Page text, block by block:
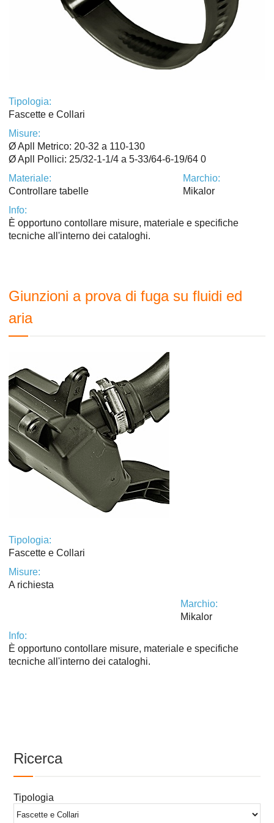
Tipologia:
Fascette e Collari
Misure:
Ø Apll Metrico: 20-32 a 110-130
Ø Apll Pollici: 25/32-1-1/4 a 5-33/64-6-19/64 0
Materiale:
Controllare tabelle
Marchio:
Mikalor
Info:
È opportuno contollare misure, materiale e specifiche
tecniche all'interno dei cataloghi.
Giunzioni a prova di fuga su fluidi ed
aria
Tipologia:
Fascette e Collari
Misure:
A richiesta
Marchio:
Mikalor
Info:
È opportuno contollare misure, materiale e specifiche
tecniche all'interno dei cataloghi.
Ricerca
Tipologia